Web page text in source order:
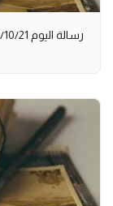
رسالة اليوم 2022/10/21